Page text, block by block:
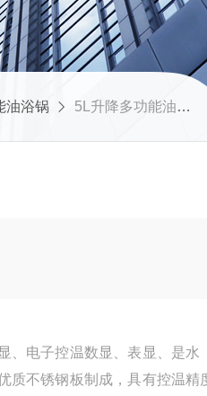
油浴锅 5L升降多功能油浴锅
、电子控温数显、表显、是水
质不锈钢板制成，具有控温精